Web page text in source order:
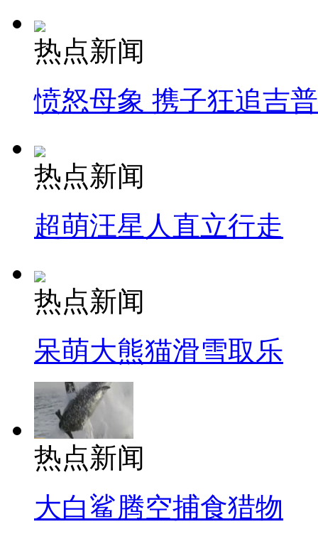
热点新闻
愤怒母象 携子狂追吉
热点新闻
超萌汪星人直立行走
热点新闻
呆萌大熊猫滑雪取乐
热点新闻
大白鲨腾空捕食猎物